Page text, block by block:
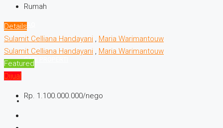
FAQ
CARI PROPERTI
Rumah
Details
Sulamit Celliana Handayani , Maria Warimantouw
Sulamit Celliana Handayani , Maria Warimantouw
Featured
Dijual
Rp. 1.100.000.000/nego